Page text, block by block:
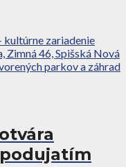
kultúrne zariadenie
Zimná 46, Spišská Nová
parkov a záhrad